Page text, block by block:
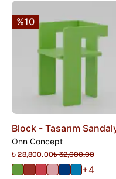
%10
Block - Tasarım
Onn Concept
₺ 28,800.00₺ 32,000.00
+4